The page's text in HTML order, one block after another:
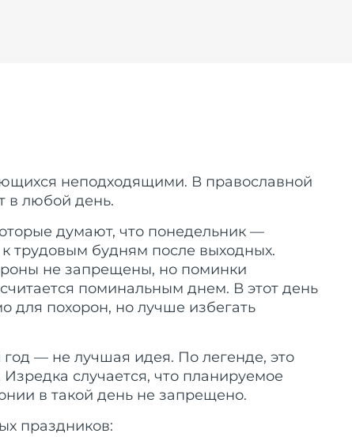
неподходящими. В православной
в любой день.
думают, что понедельник —
трудовым будням после выходных.
не запрещены, но поминки
поминальным днем. В этот день
для похорон, но лучше избегать
— не лучшая идея. По легенде, это
случается, что планируемое
в такой день не запрещено.
праздников: